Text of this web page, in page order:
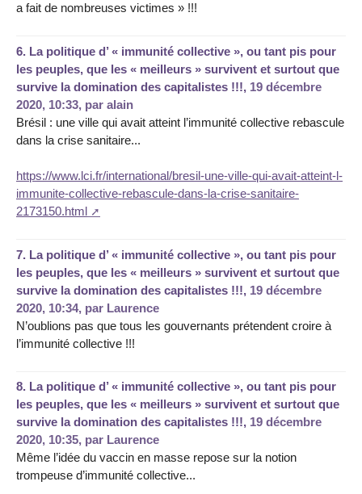
a fait de nombreuses victimes » !!!
6. La politique d’ « immunité collective », ou tant pis pour
les peuples, que les « meilleurs » survivent et surtout que
survive la domination des capitalistes !!!, 19 décembre
2020, 10:33, par alain
Brésil : une ville qui avait atteint l’immunité collective rebascule
dans la crise sanitaire...
https://www.lci.fr/international/bresil-une-ville-qui-avait-atteint-l-
immunite-collective-rebascule-dans-la-crise-sanitaire-
2173150.html
7. La politique d’ « immunité collective », ou tant pis pour
les peuples, que les « meilleurs » survivent et surtout que
survive la domination des capitalistes !!!, 19 décembre
2020, 10:34, par Laurence
N’oublions pas que tous les gouvernants prétendent croire à
l’immunité collective !!!
8. La politique d’ « immunité collective », ou tant pis pour
les peuples, que les « meilleurs » survivent et surtout que
survive la domination des capitalistes !!!, 19 décembre
2020, 10:35, par Laurence
Même l’idée du vaccin en masse repose sur la notion
trompeuse d’immunité collective...